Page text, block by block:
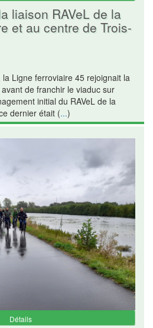
liaison RAVeL de la
et au centre de Trois-
la Ligne ferroviaire 45 rejoignait la
de franchir le viaduc sur
initial du RAVeL de la
dernier était (...)
Détails